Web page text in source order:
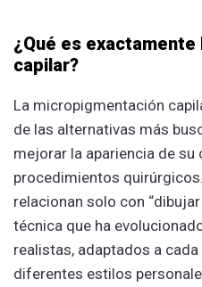
¿Qué es
capilar?
La micropigmentación
de las alternativas más
mejorar la apariencia de su
procedimientos
relacionan solo con
técnica que ha
realistas, adaptados a
diferentes estilos